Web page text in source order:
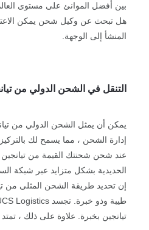
بين أفضل الموانئ على مستوى
المنشأ إلى الوجهة.
التنقل في الشحن الدولي من
إدارة الشحن ، مما يسمح لك
عند شحن شحنتك القيمة من
الحديدية بشكل متزايد عبر شبكة
إن تحديد طريقة الشحن المثلى من
تيانجين بخبرة. علاوة على ذلك ،